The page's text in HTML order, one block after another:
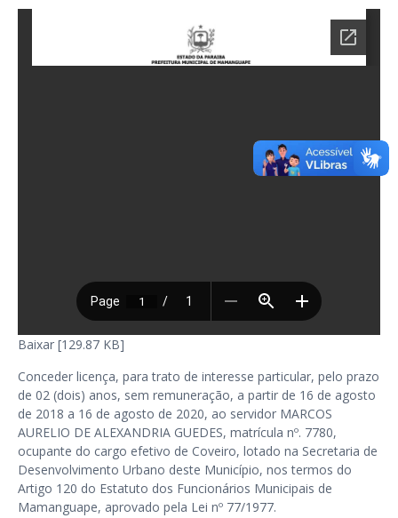
Baixar [129.87 KB]
Conceder licença, para trato de interesse particular, pelo prazo
de 02 (dois) anos, sem remuneração, a partir de 16 de agosto
de 2018 a 16 de agosto de 2020, ao servidor MARCOS
AURELIO DE ALEXANDRIA GUEDES, matrícula nº. 7780,
ocupante do cargo efetivo de Coveiro, lotado na Secretaria de
Desenvolvimento Urbano deste Município, nos termos do
Artigo 120 do Estatuto dos Funcionários Municipais de
Mamanguape, aprovado pela Lei nº 77/1977.